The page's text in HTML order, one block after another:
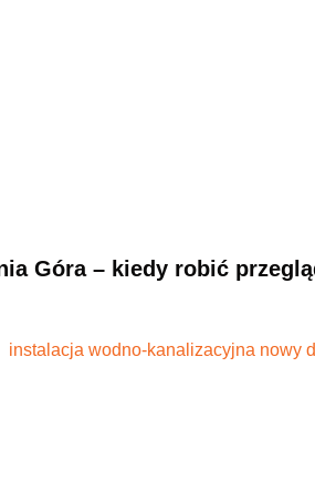
Góra – kiedy robić